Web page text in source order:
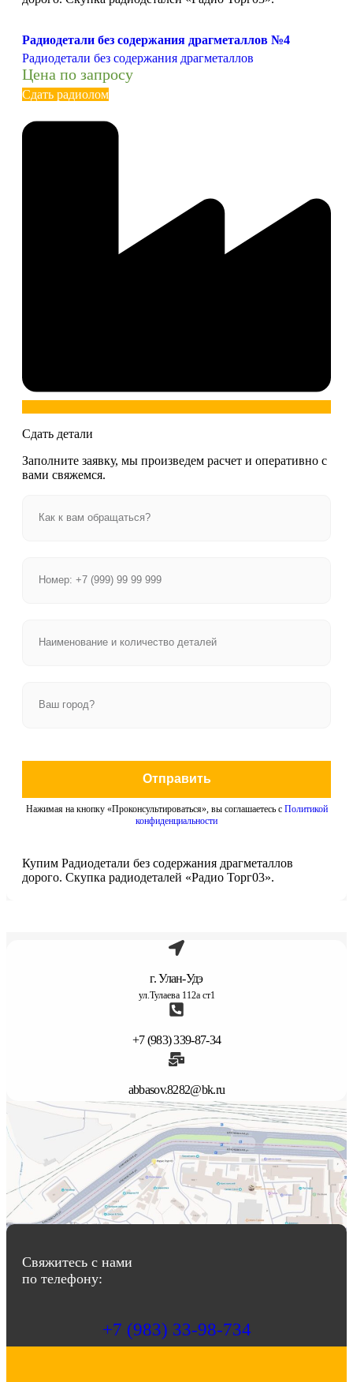
Радиодетали без содержания драгметаллов №4
Радиодетали без содержания драгметаллов
Цена по запросу
Сдать радиолом
Сдать детали
Заполните заявку, мы произведем расчет и оперативно с
вами свяжемся.
Отправить
Нажимая на кнопку «Проконсультироваться», вы соглашаетесь с Политикой
конфиденциальности
Купим Радиодетали без содержания драгметаллов
дорого. Скупка радиодеталей «Радио Торг03».
г. Улан-Удэ
ул.Тулаева 112а ст1
+7 (983) 339-87-34
abbasov.8282@bk.ru
Свяжитесь с нами
по телефону:
+7 (983) 33-98-734